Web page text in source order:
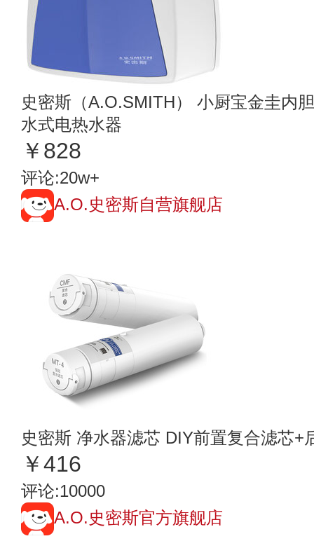
史密斯（A.O.SMITH） 小厨宝金圭内
水式电热水器
￥828
评论:20w+
A.O.史密斯自营旗舰店
史密斯 净水器滤芯 DIY前置复合滤芯+
￥416
评论:10000
A.O.史密斯官方旗舰店